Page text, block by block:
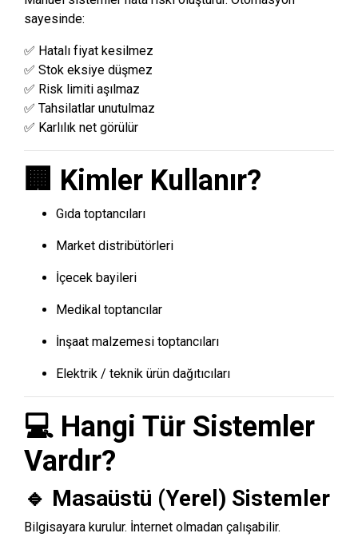
sayesinde:
✅ Hatalı fiyat kesilmez
✅ Stok eksiye düşmez
✅ Risk limiti aşılmaz
✅ Tahsilatlar unutulmaz
✅ Karlılık net görülür
🏢 Kimler Kullanır?
Gıda toptancıları
Market distribütörleri
İçecek bayileri
Medikal toptancılar
İnşaat malzemesi toptancıları
Elektrik / teknik ürün dağıtıcıları
💻 Hangi Tür Sistemler
Vardır?
🔹 Masaüstü (Yerel) Sistemler
Bilgisayara kurulur. İnternet olmadan çalışabilir.